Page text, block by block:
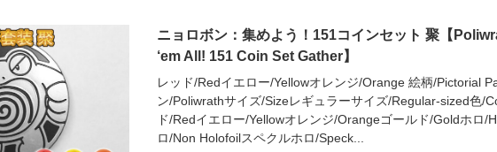
ニョロボン：集めよう！151コインセット 聚【
‘em All! 151 Coin Set Gather】
レッド/Redイエロー/Yellowオレンジ/Orange 絵柄/Pictorial
ン/Poliwrathサイズ/Sizeレギュラーサイズ/Regular-sized色/
ド/Redイエロー/Yellowオレンジ/Orangeゴールド/Goldホロ/
ロ/Non Holofoilスペクルホロ/Speck...